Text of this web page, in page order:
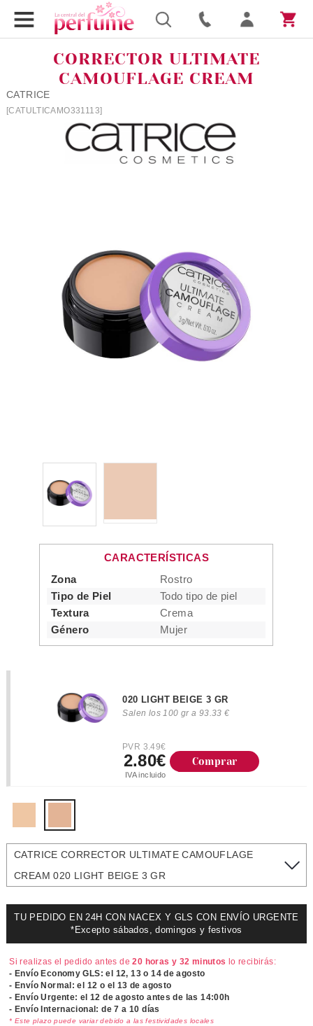
CORRECTOR ULTIMATE
CAMOUFLAGE CREAM
CATRICE
[CATULTICAMO331113]
CARACTERÍSTICAS
Zona
Rostro
Tipo de Piel
Todo tipo de piel
Textura
Crema
Género
Mujer
020 LIGHT BEIGE 3 GR
Salen los 100 gr a 93.33 €
PVR 3.49€
2.80€
IVA incluido
Comprar
CATRICE CORRECTOR ULTIMATE CAMOUFLAGE
CREAM 020 LIGHT BEIGE 3 GR
TU PEDIDO EN 24H CON NACEX Y GLS CON ENVÍO URGENTE
*Excepto sábados, domingos y festivos
Si realizas el pedido antes de20 horas y 32 minutos lo recibirás:
- Envío Economy GLS: el 12, 13 o 14 de agosto
- Envío Normal: el 12 o el 13 de agosto
- Envío Urgente: el12 de agosto antes de las 14:00h
- Envío Internacional: de 7 a 10 días
* Este plazo puede variar debido a las festividades locales